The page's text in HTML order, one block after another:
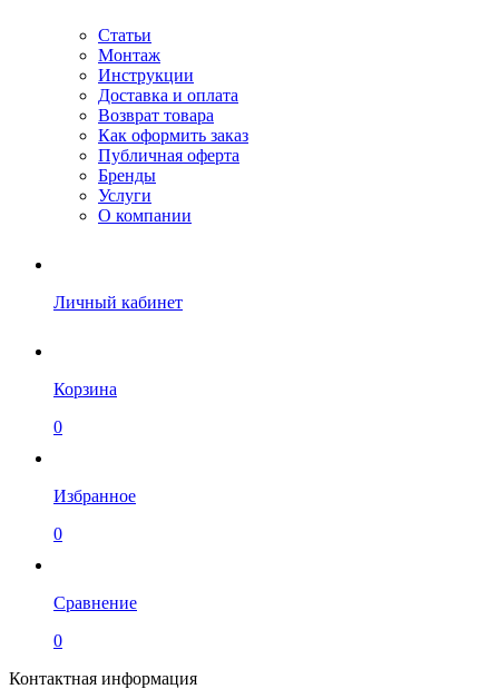
Статьи
Монтаж
Инструкции
Доставка и оплата
Возврат товара
Как оформить заказ
Публичная оферта
Бренды
Услуги
О компании
Личный кабинет
Корзина
0
Избранное
0
Сравнение
0
Контактная информация